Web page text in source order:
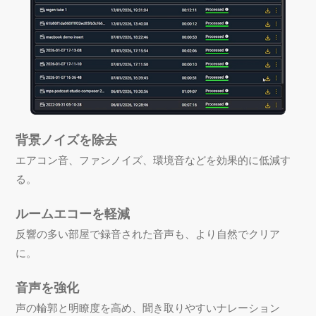
背景ノイズを除去
エアコン音、ファンノイズ、環境音などを効果的に低減す
る。
ルームエコーを軽減
反響の多い部屋で録音された音声も、より自然でクリア
に。
音声を強化
声の輪郭と明瞭度を高め、聞き取りやすいナレーション